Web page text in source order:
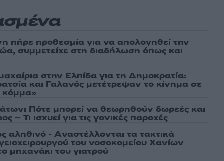
πήρε προθεσμία για να απολογηθεί την
συμμετείχε στη διαδήλωση όπως και
στην Ελπίδα για τη Δημοκρατία:
και Γαλανός μετέτρεψαν το κίνημα σε
κόμμα»
Πότε μπορεί να θεωρηθούν δωρεές και
– Τι ισχυεί για τις γονικές παροχές
αληθινό - Aναστέλλονται τα τακτικά
του νοσοκομείου Χανίων
μηχανάκι του γιατρού